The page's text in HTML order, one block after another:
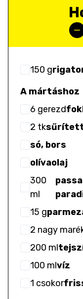
150 g
A mártáshoz
6 gerezd
2 tksűrített
só, bors
olívaolaj
300
ml
15 g
2 nagy
200 ml
100 mlvíz
1 csokor